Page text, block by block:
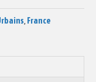
France